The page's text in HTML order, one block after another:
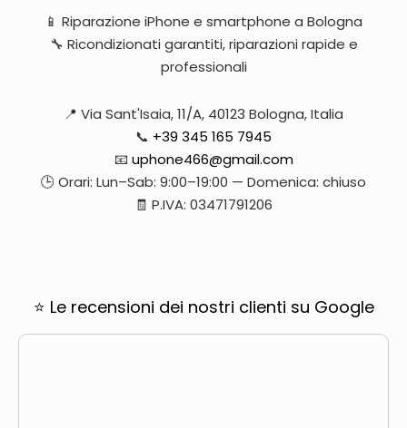
📱 Riparazione iPhone e smartphone a Bologna
🔧 Ricondizionati garantiti, riparazioni rapide e
professionali
📍 Via Sant'Isaia, 11/A, 40123 Bologna, Italia
📞 +39 345 165 7945
📧 uphone466@gmail.com
🕒 Orari: Lun–Sab: 9:00–19:00 — Domenica: chiuso
🧾 P.IVA: 03471791206
⭐ Le recensioni dei nostri clienti su Google